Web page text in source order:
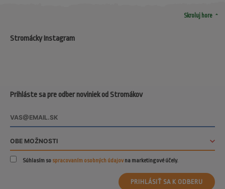
Skroluj hore arrow_drop_up
Prihláste sa pre odber noviniek od Stromákov
Súhlasím so spracovaním osobných údajovna marketingové účely.
PRIHLÁSIŤ SA K ODBERU
Stromácky Instagram